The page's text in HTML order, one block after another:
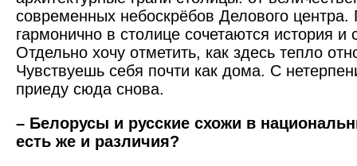
современных небоскрёбов Делового
гармонично в столице сочетаются история и
Отдельно хочу отметить, как здесь тепло
Чувствуешь себя почти как дома. С
приеду сюда снова.
– Белорусы и русские схожи в
есть же и различия?